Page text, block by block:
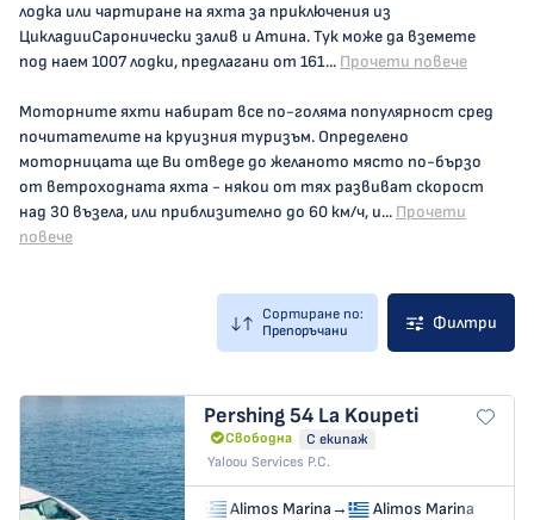
лодка или чартиране на яхта за приключения из
ЦикладииСаронически залив и Атина. Тук може да вземете
под наем 1007 лодки, предлагани от 161... Прочети повече
Моторните яхти набират все по-голяма популярност сред
почитателите на круизния туризъм. Определено
моторницата ще Ви отведе до желаното място по-бързо
от ветроходната яхта - някои от тях развиват скорост
над 30 възела, или приблизително до 60 км/ч, и... Прочети
повече
Сортиране по:
Препоръчани
Филтри
Pershing 54 La Koupeti
Свободна
С екипаж
Yaloou Services P.C.
Alimos Marina→ Alimos Marina